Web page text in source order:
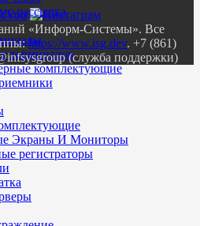
рассылка
терминалов
комплектующие
Экраны И Мониторы
регистраторы
«Информ-Системы». Все
https://www.isg.dev. +7 (861)
(служба поддержки)